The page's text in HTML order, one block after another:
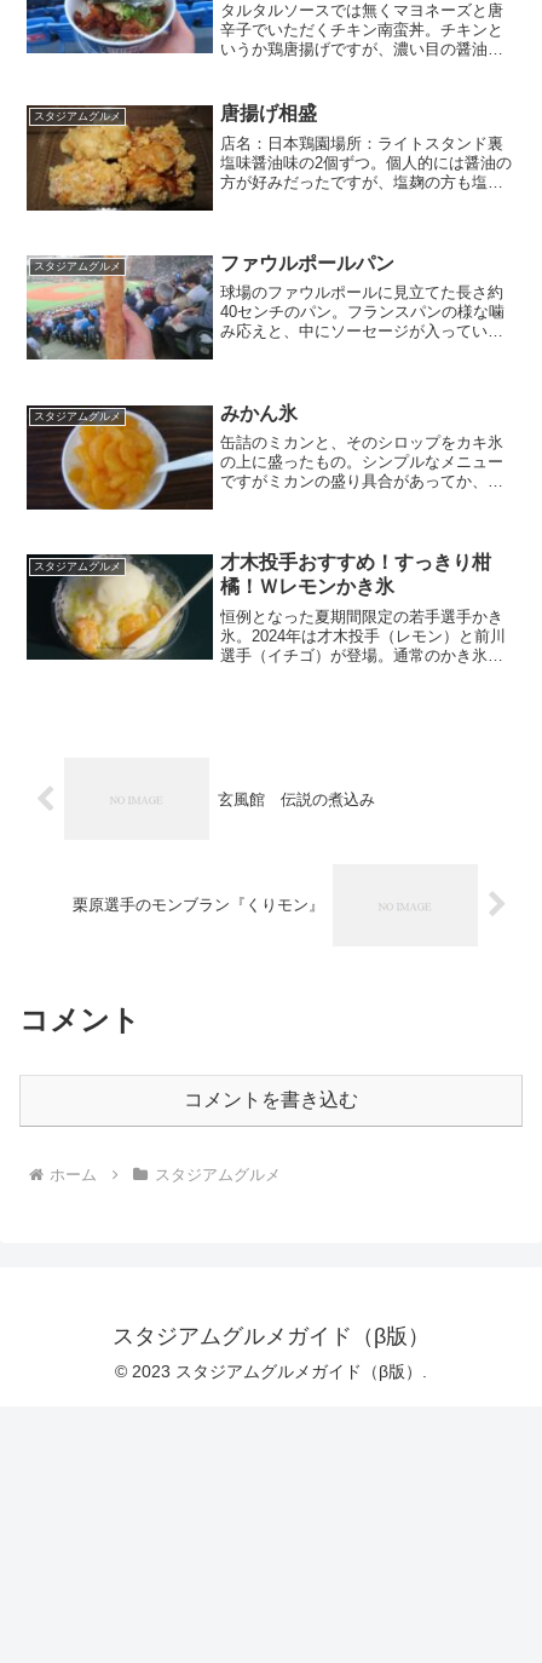
タルタルソースでは無くマヨネーズと唐
辛子でいただくチキン南蛮丼。チキンと
いうか鶏唐揚げですが、濃い目の醤油味
んた場所：内野ネット裏6ゲート金額：
1300円
スタジアムグルメ 唐揚げ相盛
店名：日本鶏園場所：ライトスタンド裏
塩味醤油味の2個ずつ。個人的には醤油の
方が好みだったですが、塩麹の方も塩ダ
スタジアムグルメ ファウルポールパン
球場のファウルポールに見立てた長さ約
40センチのパン。フランスパンの様な噛
み応えと、中にソーセージが入っている
スタジアムグルメ みかん氷
缶詰のミカンと、そのシロップをカキ氷
の上に盛ったもの。シンプルなメニュー
ですがミカンの盛り具合があってか、以
スタジアムグルメ
才木投手おすすめ！すっきり柑
橘！Ｗレモンかき氷
恒例となった夏期間限定の若手選手かき
氷。2024年は才木投手（レモン）と前川
選手（イチゴ）が登場。通常のかき氷よ
玄風館 伝説の煮込み
栗原選手のモンブラン『くりモン』
コメント
コメントを書き込む
ホーム スタジアムグルメ
スタジアムグルメガイド（β版）
© 2023 スタジアムグルメガイド（β版）.